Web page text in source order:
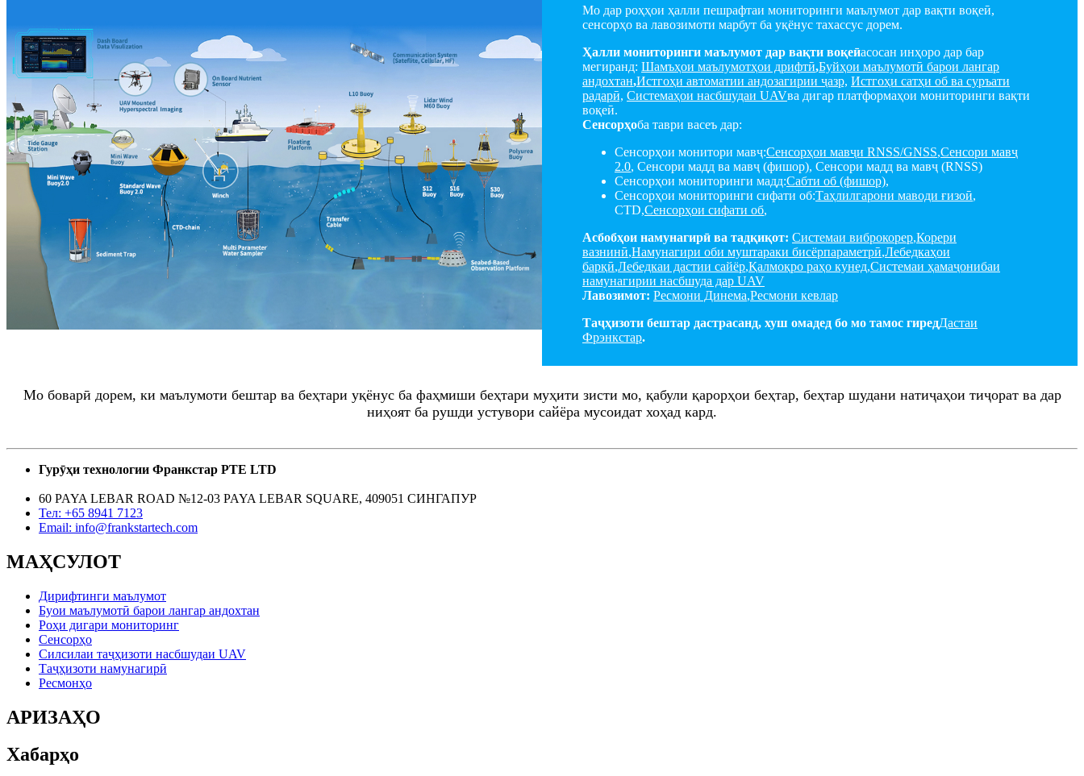
Мо дар роҳҳои ҳалли пешрафтаи мониторинги маълумот дар вақти воқеӣ,
сенсорҳо ва лавозимоти марбут ба уқёнус тахассус дорем.
Ҳалли мониторинги маълумот дар вақти воқеӣасосан инҳоро дар бар
мегиранд: Шамъҳои маълумотҳои дрифтӣ,Буйҳои маълумотӣ барои лангар
андохтан,Истгоҳи автоматии андозагирии ҷазр, Истгоҳи сатҳи об ва суръати
радарӣ, Системаҳои насбшудаи UAVва дигар платформаҳои мониторинги вақти
воқеӣ.
Сенсорҳоба таври васеъ дар:
Сенсорҳои монитори мавҷ:Сенсорҳои мавҷи RNSS/GNSS,Сенсори мавҷ
2.0, Сенсори мадд ва мавҷ (фишор), Сенсори мадд ва мавҷ (RNSS)
Сенсорҳои мониторинги мадд:Сабти об (фишор),
Сенсорҳои мониторинги сифати об:Таҳлилгарони маводи ғизоӣ,
CTD,Сенсорҳои сифати об,
Асбобҳои намунагирӣ ва тадқиқот: Системаи виброкорер,Корери
вазнинӣ,Намунагири оби муштараки бисёрпараметрӣ,Лебедкаҳои
барқӣ,Лебедкаи дастии сайёр,Қалмоқро раҳо кунед,Системаи ҳамаҷонибаи
намунагирии насбшуда дар UAV
Лавозимот: Ресмони Динема,Ресмони кевлар
Таҷҳизоти бештар дастрасанд, хуш омадед бо мо тамос гиредДастаи
Фрэнкстар.
Мо боварӣ дорем, ки маълумоти бештар ва беҳтари уқёнус ба фаҳмиши беҳтари муҳити зисти мо, қабули қарорҳои беҳтар, беҳтар шудани натиҷаҳои тиҷорат ва дар
ниҳоят ба рушди устувори сайёра мусоидат хоҳад кард.
Гурӯҳи технологии Франкстар PTE LTD
60 PAYA LEBAR ROAD №12-03 PAYA LEBAR SQUARE, 409051 СИНГАПУР
Тел: +65 8941 7123
Email: info@frankstartech.com
МАҲСУЛОТ
Дирифтинги маълумот
Буои маълумотӣ барои лангар андохтан
Роҳи дигари мониторинг
Сенсорҳо
Силсилаи таҷҳизоти насбшудаи UAV
Таҷҳизоти намунагирӣ
Ресмонҳо
АРИЗАҲО
Хабарҳо